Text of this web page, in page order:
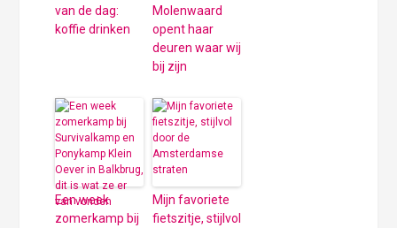
van de dag:
koffie drinken
Molenwaard
opent haar
deuren waar wij
bij zijn
Een week
zomerkamp bij
Mijn favoriete
fietszitje, stijlvol